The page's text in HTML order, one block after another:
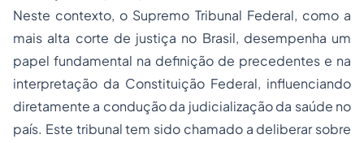
Neste contexto, o Supremo Tribunal Federal, como a
mais alta corte de justiça no Brasil, desempenha um
papel fundamental na definição de precedentes e na
interpretação da Constituição Federal, influenciando
diretamente a condução da judicialização da saúde no
país. Este tribunal tem sido chamado a deliberar sobre